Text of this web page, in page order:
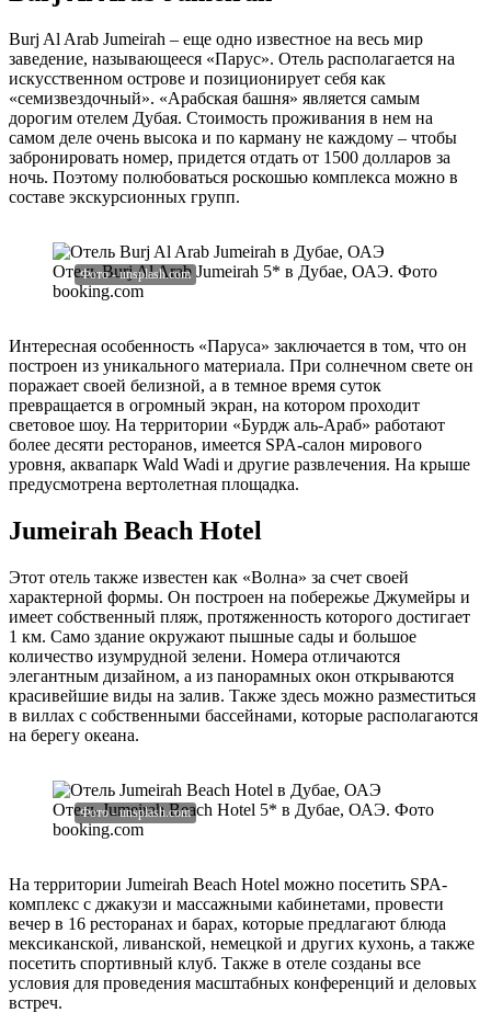
Burj Al Arab Jumeirah – еще одно известное на весь мир
заведение, называющееся «Парус». Отель располагается на
искусственном острове и позиционирует себя как
«семизвездочный». «Арабская башня» является самым
дорогим отелем Дубая. Стоимость проживания в нем на
самом деле очень высока и по карману не каждому – чтобы
забронировать номер, придется отдать от 1500 долларов за
ночь. Поэтому полюбоваться роскошью комплекса можно в
составе экскурсионных групп.
Отель Burj Al Arab Jumeirah 5* в Дубае, ОАЭ. Фото
booking.com
Интересная особенность «Паруса» заключается в том, что он
построен из уникального материала. При солнечном свете он
поражает своей белизной, а в темное время суток
превращается в огромный экран, на котором проходит
световое шоу. На территории «Бурдж аль-Араб» работают
более десяти ресторанов, имеется SPA-салон мирового
уровня, аквапарк Wald Wadi и другие развлечения. На крыше
предусмотрена вертолетная площадка.
Jumeirah Beach Hotel
Этот отель также известен как «Волна» за счет своей
характерной формы. Он построен на побережье Джумейры и
имеет собственный пляж, протяженность которого достигает
1 км. Само здание окружают пышные сады и большое
количество изумрудной зелени. Номера отличаются
элегантным дизайном, а из панорамных окон открываются
красивейшие виды на залив. Также здесь можно разместиться
в виллах с собственными бассейнами, которые располагаются
на берегу океана.
Отель Jumeirah Beach Hotel 5* в Дубае, ОАЭ. Фото
booking.com
На территории Jumeirah Beach Hotel можно посетить SPA-
комплекс с джакузи и массажными кабинетами, провести
вечер в 16 ресторанах и барах, которые предлагают блюда
мексиканской, ливанской, немецкой и других кухонь, а также
посетить спортивный клуб. Также в отеле созданы все
условия для проведения масштабных конференций и деловых
встреч.